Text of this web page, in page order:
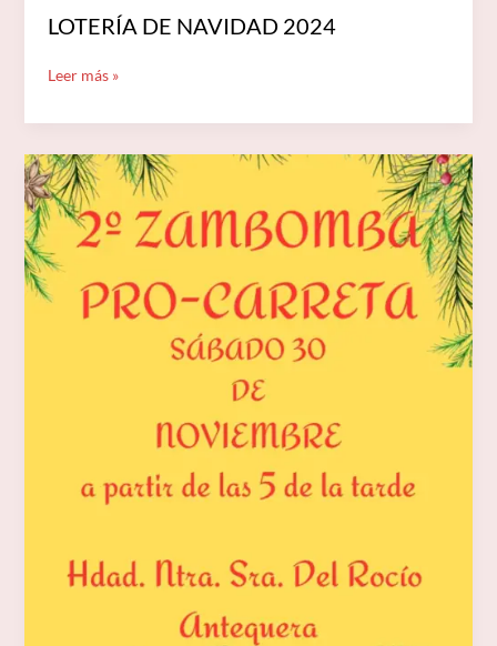
LOTERÍA DE NAVIDAD 2024
Leer más »
II
ZAMBOMBA
PRO-
CARRETA